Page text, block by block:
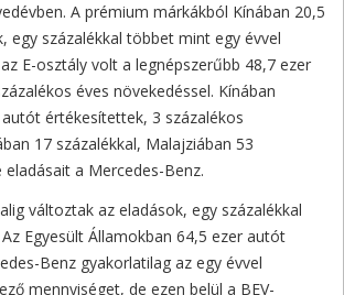
A prémium márkákból Kínában 20,5
egy százalékkal többet mint egy évvel
E-osztály volt a legnépszerűbb 48,7 ezer
éves növekedéssel. Kínában
értékesítettek, 3 százalékos
17 százalékkal, Malajziában 53
eladásait a Mercedes-Benz.
változtak az eladások, egy százalékkal
Egyesült Államokban 64,5 ezer autót
Benz gyakorlatilag az egy évvel
mennyiséget, de ezen belül a BEV-